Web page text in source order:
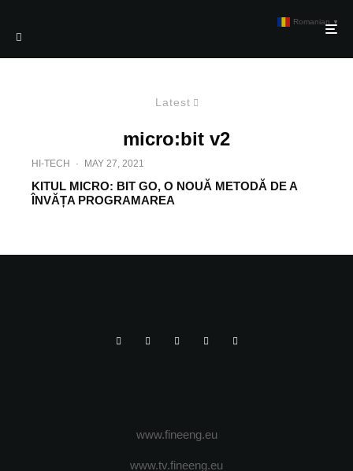
Latest
micro:bit v2
HI-TECH · MAY 27, 2021
KITUL MICRO: BIT GO, O NOUĂ METODĂ DE A
ÎNVĂȚA PROGRAMAREA
www.fineeng.eu
www.tv.fineeng.eu
Romanian ▼